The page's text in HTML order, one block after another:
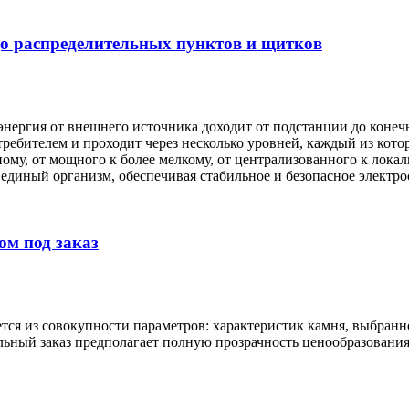
распределительных пунктов и щитков
от внешнего источника доходит от подстанции до
и проходит через несколько уровней, каждый из
от мощного к более мелкому, от централизованного к
организм, обеспечивая стабильное и безопасное
под заказ
из совокупности параметров: характеристик камня,
заказ предполагает полную прозрачность